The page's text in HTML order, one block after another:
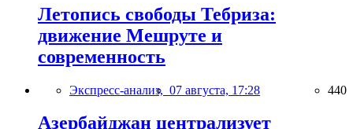
Летопись свободы Тебриза:
движение Мешруте и
современность
Экспресс-анализ, 07 августа, 17:28 440
Азербайджан централизует